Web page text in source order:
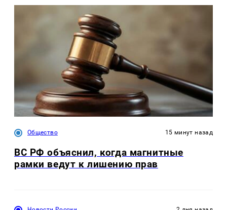
Общество 15 минут назад
ВС РФ объяснил, когда магнитные
рамки ведут к лишению прав